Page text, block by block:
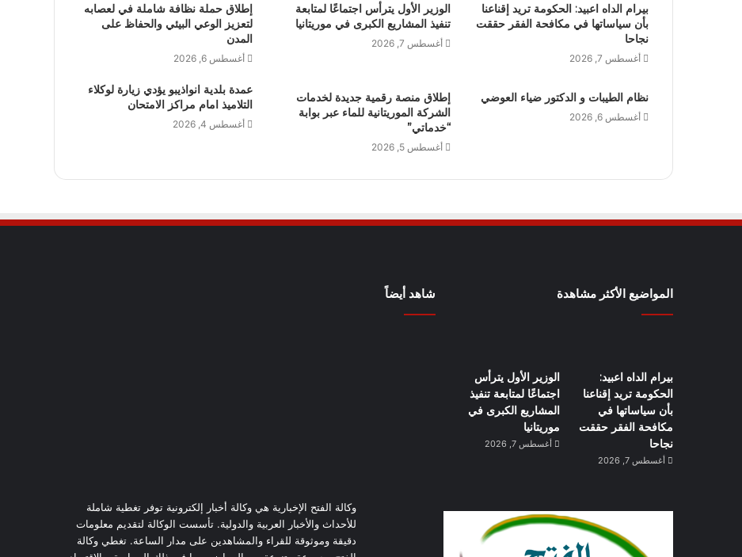
بيرام الداه اعبيد: الحكومة تريد إقناعنا
بأن سياساتها في مكافحة الفقر حققت
نجاحا
أغسطس 7, 2026
الوزير الأول يترأس اجتماعًا لمتابعة
تنفيذ المشاريع الكبرى في موريتانيا
أغسطس 7, 2026
إطلاق حملة نظافة شاملة في لعصابه
لتعزيز الوعي البيئي والحفاظ على
المدن
أغسطس 6, 2026
نظام الطيبات و الدكتور ضياء العوضي
أغسطس 6, 2026
إطلاق منصة رقمية جديدة لخدمات
الشركة الموريتانية للماء عبر بوابة
“خدماتي”
أغسطس 5, 2026
عمدة بلدية انواذيبو يؤدي زيارة لوكلاء
التلاميذ امام مراكز الامتحان
أغسطس 4, 2026
المواضيع الأكثر مشاهدة
بيرام الداه اعبيد:
الحكومة تريد إقناعنا
بأن سياساتها في
مكافحة الفقر حققت
نجاحا
أغسطس 7, 2026
الوزير الأول يترأس
اجتماعًا لمتابعة تنفيذ
المشاريع الكبرى في
موريتانيا
أغسطس 7, 2026
شاهد أيضاً
وكالة الفتح الإخبارية هي وكالة أخبار إلكترونية توفر تغطية شاملة
للأحداث والأخبار العربية والدولية. تأسست الوكالة لتقديم معلومات
دقيقة وموثوقة للقراء والمشاهدين على مدار الساعة. تغطي وكالة